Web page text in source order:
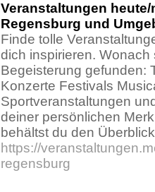
Veranstaltungen
Regensburg und
Finde tolle
dich inspirieren.
Begeisterung gefunden:
Konzerte Festivals
Sportveranstaltungen
deiner persönlichen
behältst du den
https://
regensburg